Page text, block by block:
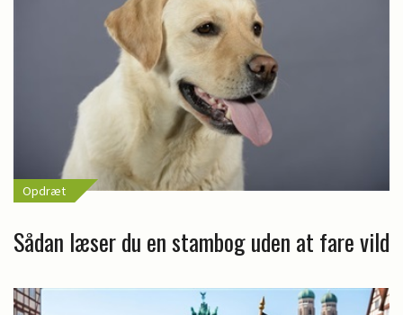
Opdræt
Sådan læser du en stambog uden at fare vild